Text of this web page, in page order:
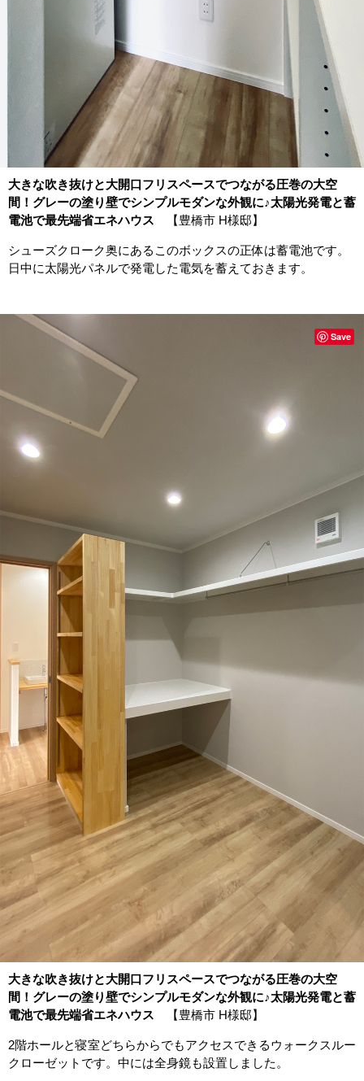
大きな吹き抜けと大開口フリスペースでつながる圧巻の大空
間！グレーの塗り壁でシンプルモダンな外観に♪太陽光発電と蓄
電池で最先端省エネハウス 【豊橋市 H様邸】
シューズクローク奥にあるこのボックスの正体は蓄電池です。
日中に太陽光パネルで発電した電気を蓄えておきます。
大きな吹き抜けと大開口フリスペースでつながる圧巻の大空
間！グレーの塗り壁でシンプルモダンな外観に♪太陽光発電と蓄
電池で最先端省エネハウス 【豊橋市 H様邸】
2階ホールと寝室どちらからでもアクセスできるウォークスルー
クローゼットです。中には全身鏡も設置しました。
Save